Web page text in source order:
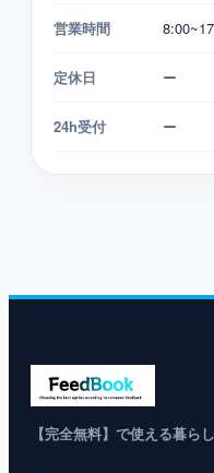
営業時間
定休日 ー
24h受付 ー
【完全無料】で使える暮ら